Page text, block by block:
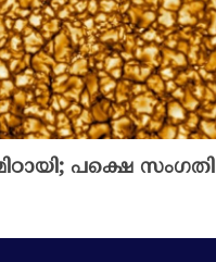
പക്ഷെ സംഗതി